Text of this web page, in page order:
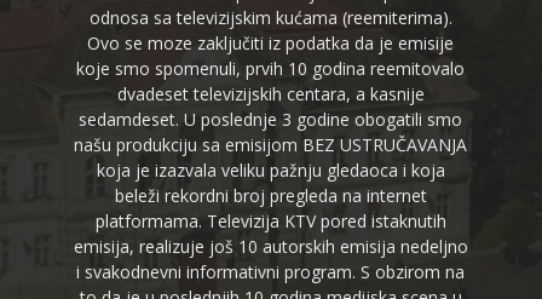
odnosa sa televizijskim kućama (reemiterima).
Ovo se moze zaključiti iz podatka da je emisije
koje smo spomenuli, prvih 10 godina reemitovalo
dvadeset televizijskih centara, a kasnije
sedamdeset. U poslednje 3 godine obogatili smo
našu produkciju sa emisijom BEZ USTRUČAVANJA
koja je izazvala veliku pažnju gledaoca i koja
beleži rekordni broj pregleda na internet
platformama. Televizija KTV pored istaknutih
emisija, realizuje još 10 autorskih emisija nedeljno
i svakodnevni informativni program. S obzirom na